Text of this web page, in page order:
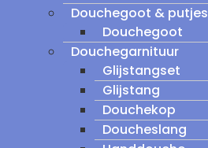
Douchegoot & putjes
Douchegoot
Douchegarnituur
Glijstangset
Glijstang
Douchekop
Doucheslang